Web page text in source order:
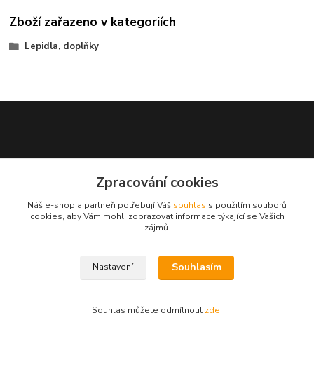
Zboží zařazeno v kategoriích
Lepidla, doplňky
Zpracování cookies
Náš e-shop a partneři potřebují Váš souhlas s použitím souborů
cookies, aby Vám mohli zobrazovat informace týkající se Vašich
zájmů.
Nastavení Souhlasím
Souhlas můžete odmítnout zde.